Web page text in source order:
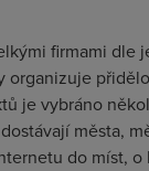
firmami dle
organizuje
je vybráno
města,
do míst,